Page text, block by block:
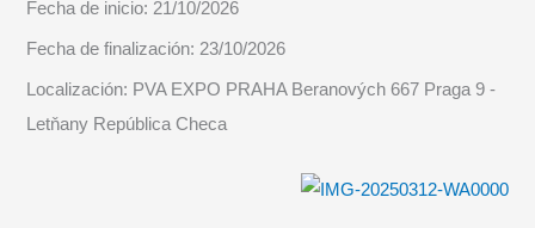
Fecha de inicio: 21/10/2026
Fecha de finalización: 23/10/2026
Localización: PVA EXPO PRAHA Beranových 667 Praga 9 -
Letňany República Checa